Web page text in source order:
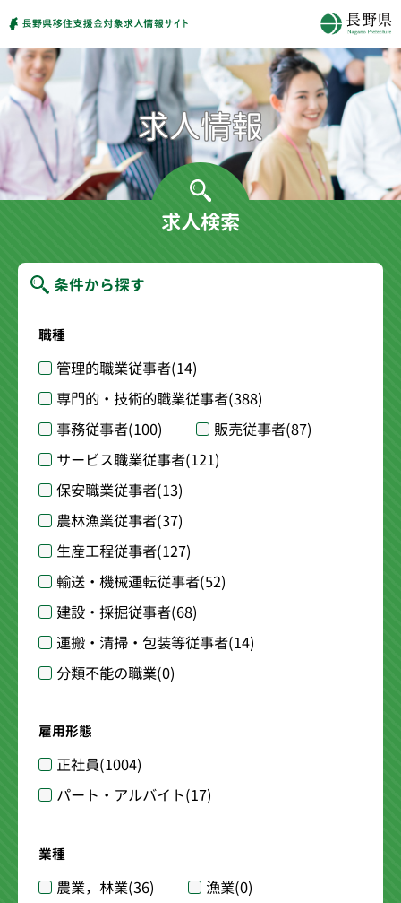
求人検索
条件から探す
職種
管理的職業従事者(14)
専門的・技術的職業従事者(388)
事務従事者(100) 販売従事者(87)
サービス職業従事者(121)
保安職業従事者(13)
農林漁業従事者(37)
生産工程従事者(127)
輸送・機械運転従事者(52)
建設・採掘従事者(68)
運搬・清掃・包装等従事者(14)
分類不能の職業(0)
雇用形態
正社員(1004)
パート・アルバイト(17)
業種
農業，林業(36) 漁業(0)